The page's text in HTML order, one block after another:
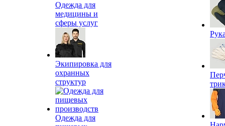
Одежда для
медицины и
сферы услуг
Экипировка для
охранных
структур
Одежда для